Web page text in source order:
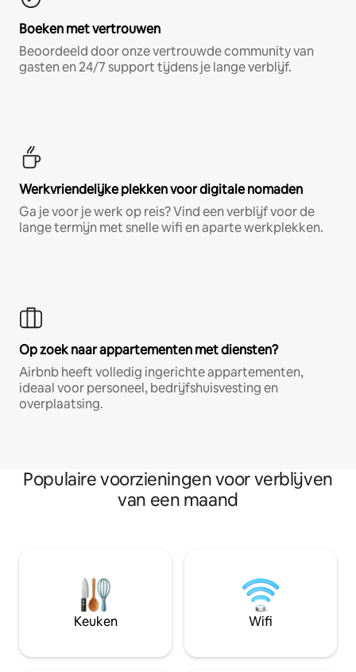
Boeken met vertrouwen
Beoordeeld door onze vertrouwde community van
gasten en 24/7 support tijdens je lange verblijf.
Werkvriendelijke plekken voor digitale nomaden
Ga je voor je werk op reis? Vind een verblijf voor de
lange termijn met snelle wifi en aparte werkplekken.
Op zoek naar appartementen met diensten?
Airbnb heeft volledig ingerichte appartementen,
ideaal voor personeel, bedrijfshuisvesting en
overplaatsing.
Populaire voorzieningen voor verblijven
van een maand
Keuken Wifi